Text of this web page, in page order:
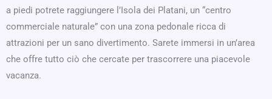
a piedi potrete raggiungere l’Isola dei Platani, un “centro
commerciale naturale” con una zona pedonale ricca di
attrazioni per un sano divertimento. Sarete immersi in un’area
che offre tutto ciò che cercate per trascorrere una piacevole
vacanza.